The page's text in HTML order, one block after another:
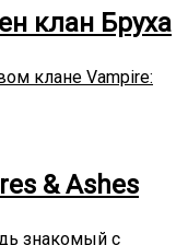
клан Бруха
клане Vampire:
& Ashes
знакомый с